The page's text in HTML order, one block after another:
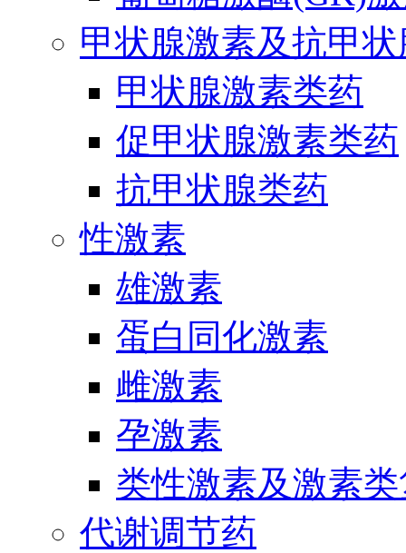
甲状腺激素及抗甲
甲状腺激素类药
促甲状腺激素类药
抗甲状腺类药
性激素
雄激素
蛋白同化激素
雌激素
孕激素
类性激素及激素
代谢调节药